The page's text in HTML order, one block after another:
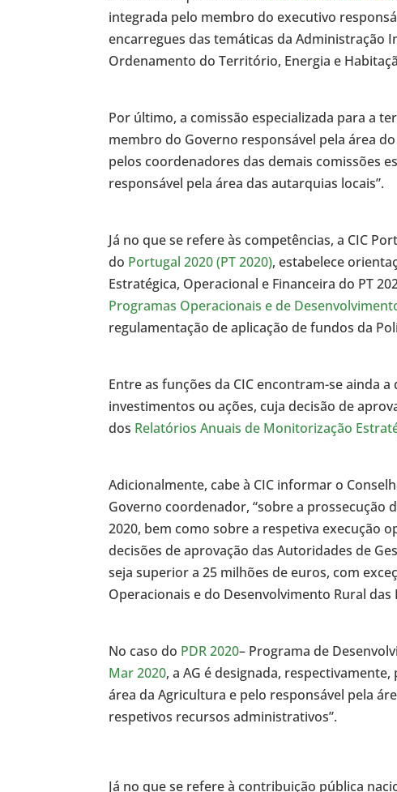
integrada pelo membro do executivo
encarregues das temáticas da Administração
Ordenamento do Território, Energia e
Por último, a comissão especializada para a
membro do Governo responsável pela área
pelos coordenadores das demais comissões
responsável pela área das autarquias locais”.
Já no que se refere às competências, a CIC
do Portugal 2020 (PT 2020), estabelece
Estratégica, Operacional e Financeira do PT
Programas Operacionais e de
regulamentação de aplicação de fundos da
Entre as funções da CIC encontram-se ainda
investimentos ou ações, cuja decisão de
dos Relatórios Anuais de Monitorização
Adicionalmente, cabe à CIC informar o
Governo coordenador, “sobre a prossecução
2020, bem como sobre a respetiva execução
decisões de aprovação das Autoridades de
seja superior a 25 milhões de euros, com
Operacionais e do Desenvolvimento Rural das
No caso do PDR 2020– Programa de
Mar 2020, a AG é designada,
área da Agricultura e pelo responsável pela
respetivos recursos administrativos”.
Já no que se refere à contribuição pública